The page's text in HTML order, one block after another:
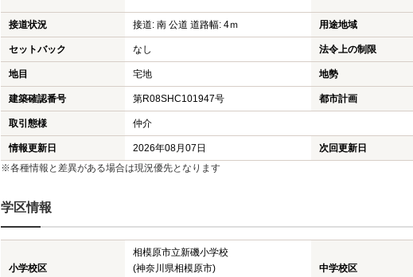
接道状況 接道: 南 公道 道路幅: 4ｍ 用途地域
セットバック なし 法令上の制限
地目 宅地 地勢
建築確認番号 第R08SHC101947号 都市計画
取引態様 仲介
情報更新日 2026年08月07日 次回更新日
※各種情報と差異がある場合は現況優先となります
学区情報
小学校区
相模原市立新磯小学校
(神奈川県相模原市)
中学校区